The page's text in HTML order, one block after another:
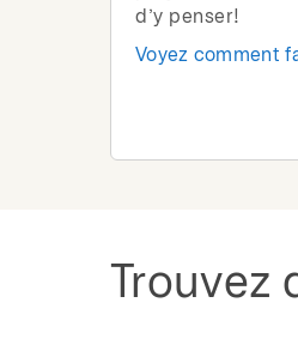
d’y penser!
Voyez comment